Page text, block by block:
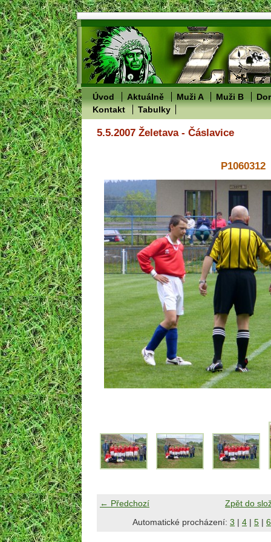
Úvod Aktuálně Muži A Muži B
Kontakt
Tabulky
5.5.2007 Želetava - Čáslavice
P1060312
← Předchozí
Zpět do
Automatické procházení: 3 | 4 | 5 | 6